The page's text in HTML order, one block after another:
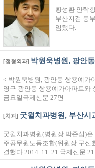
황성환 안락
부산지검 동
임됐다.
[정형외과] 박원욱병원, 광안
< 박원욱병원, 광안동 쌍용예가
영구 광안동 쌍용예가아파트와
금요일국제신문 27면
[치과] 굿윌치과병원, 부산
굿윌치과병원(병원장 박준섭)
주공무원노동조합(위원장 구신
결했다.2014. 11. 21 국제신문